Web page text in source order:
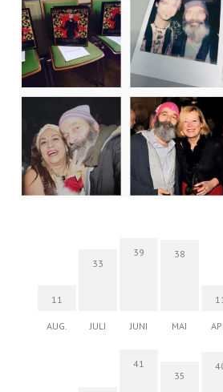
11
AUG.
33
JULI
39
JUNI
38
MAI
41
35